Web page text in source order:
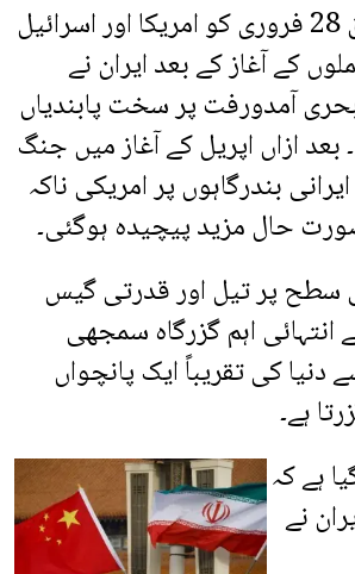
رپورٹ کے مطابق 28 فروری کو امریکا اور اسرائیل
کے آغاز کے بعد ایران نے
بحری آمدورفت پر سخت پابندیاں
بعد ازاں اپریل کے آغاز میں جنگ
بندرگاہوں پر امریکی ناکہ
حال مزید پیچیدہ ہوگئی۔
سطح پر تیل اور قدرتی گیس
اہم گزرگاہ سمجھی
کی تقریباً ایک پانچواں
ہے۔
ہے کہ
نے